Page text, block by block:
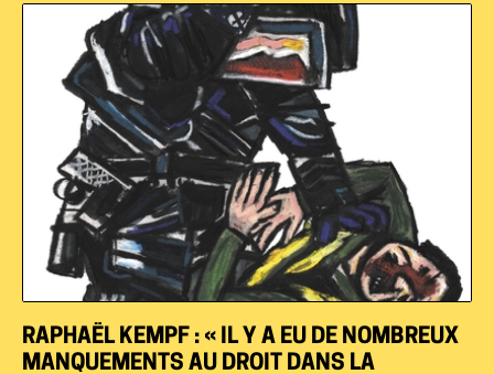
RAPHAËL KEMPF : « IL Y A EU DE NOMBREUX
MANQUEMENTS AU DROIT DANS LA